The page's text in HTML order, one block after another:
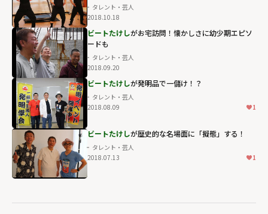
タレント・芸人
2018.10.18
ビートたけしがお宅訪問！懐かしさに幼少期エピソ
ードも
タレント・芸人
2018.09.20
ビートたけしが発明品で一儲け！？
タレント・芸人
2018.08.09
1
ビートたけしが歴史的な名場面に「擬態」する！
タレント・芸人
2018.07.13
1